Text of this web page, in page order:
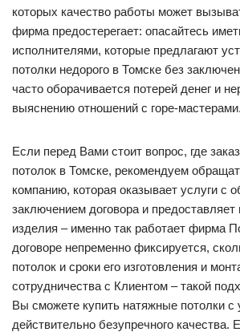
которых качество работы может
фирма предостерегает: опасайтесь
исполнителями, которые предлагают
потолки недорого в Томске без
часто оборачивается потерей денег и
выяснению отношений с горе-мастерами.
Если перед Вами стоит вопрос, где
потолок в Томске, рекомендуем
компанию, которая оказывает услуги с
заключением договора и предоставляет
изделия – именно так работает фирма
договоре непременно фиксируется,
потолок и сроки его изготовления и
сотрудничества с Клиентом – такой
Вы сможете купить натяжные потолки с
действительно безупречного качества.